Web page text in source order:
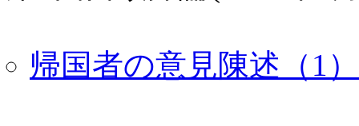
帰国者の意見陳述（1）